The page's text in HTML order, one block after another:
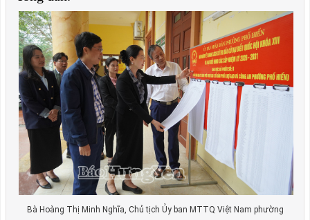
Bà Hoàng Thị Minh Nghĩa, Chủ tịch Ủy ban MTTQ Việt Nam phường